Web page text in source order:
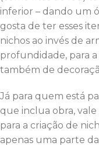
inferior – dando um
gosta de ter esses
nichos ao invés de
profundidade, para
também de
Já para quem está
que inclua obra, vale
para a criação de
apenas uma parte